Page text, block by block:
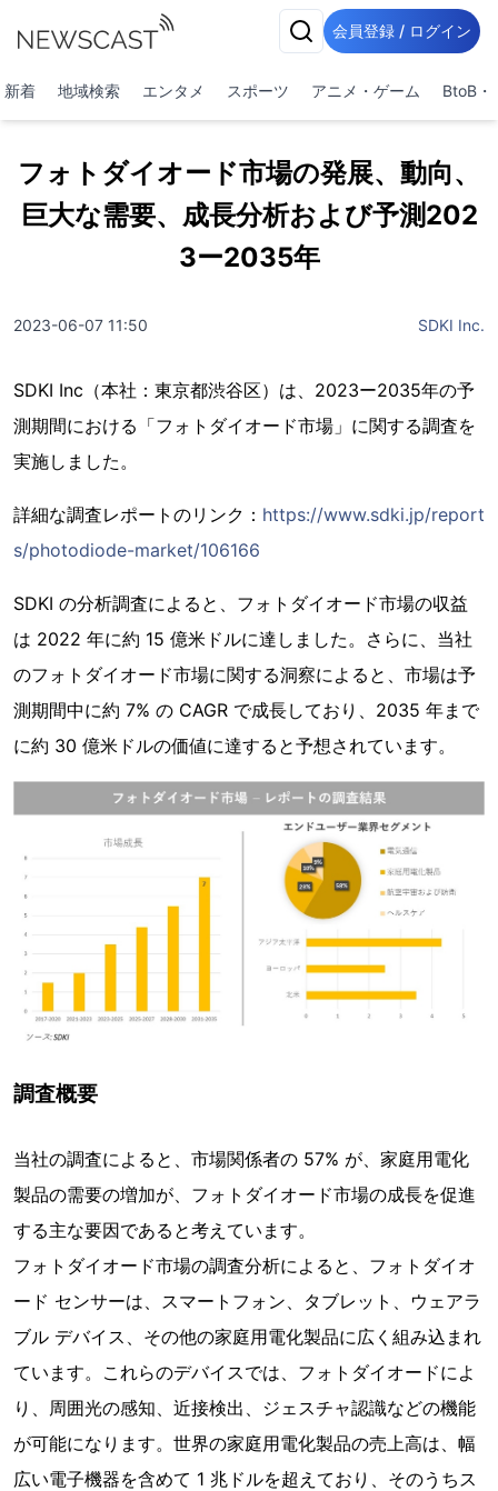
会員登録 / ログイン
新着 地域検索 エンタメ スポーツ アニメ・ゲーム BtoB・
フォトダイオード市場の発展、動向、
巨大な需要、成長分析および予測202
3ー2035年
2023-06-07 11:50 SDKI Inc.
SDKI Inc（本社：東京都渋谷区）は、2023ー2035年の予
測期間における「フォトダイオード市場」に関する調査を
実施しました。
詳細な調査レポートのリンク： https://www.sdki.jp/report
s/photodiode-market/106166
SDKI の分析調査によると、フォトダイオード市場の収益
は 2022 年に約 15 億米ドルに達しました。さらに、当社
のフォトダイオード市場に関する洞察によると、市場は予
測期間中に約 7% の CAGR で成長しており、2035 年まで
に約 30 億米ドルの価値に達すると予想されています。
調査概要
当社の調査によると、市場関係者の 57% が、家庭用電化
製品の需要の増加が、フォトダイオード市場の成長を促進
する主な要因であると考えています。
フォトダイオード市場の調査分析によると、フォトダイオ
ード センサーは、スマートフォン、タブレット、ウェアラ
ブル デバイス、その他の家庭用電化製品に広く組み込まれ
ています。これらのデバイスでは、フォトダイオードによ
り、周囲光の感知、近接検出、ジェスチャ認識などの機能
が可能になります。世界の家庭用電化製品の売上高は、幅
広い電子機器を含めて 1 兆ドルを超えており、そのうちス